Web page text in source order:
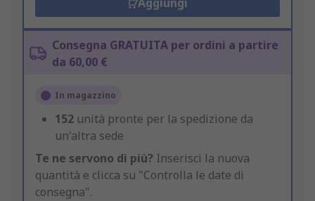
Aggiungi
Consegna GRATUITA per ordini a partire
da 60,00 €
In magazzino
152 unità pronte per la spedizione da
un'altra sede
Te ne servono di più? Inserisci la nuova
quantità e clicca su "Controlla le date di
consegna".